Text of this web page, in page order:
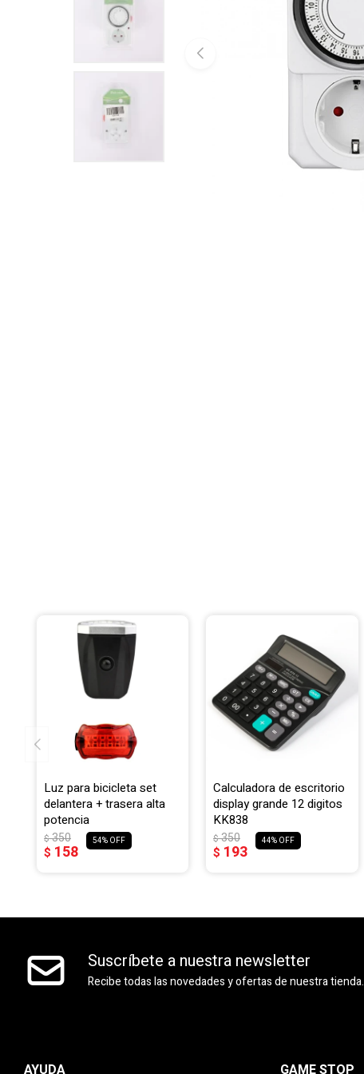
Luz para bicicleta set
delantera + trasera alta
potencia
$ 158
$350 54
Calculadora de escritorio
display grande 12 digitos
KK838
$ 193
$350 44
Suscríbete a nuestra newsletter
Recibe todas las novedades y ofertas de nuestra tienda.